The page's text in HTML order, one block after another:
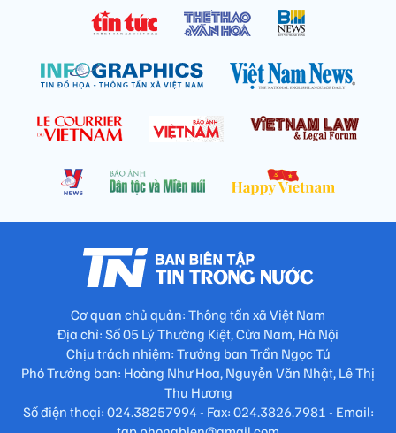
Cơ quan chủ quản: Thông tấn xã Việt Nam
Địa chỉ: Số 05 Lý Thường Kiệt, Cửa Nam, Hà Nội
Chịu trách nhiệm: Trưởng ban Trần Ngọc Tú
Phó Trưởng ban: Hoàng Như Hoa, Nguyễn Văn Nhật, Lê Thị
Thu Hương
Số điện thoại: 024.38257994 - Fax: 024.3826.7981 - Email: